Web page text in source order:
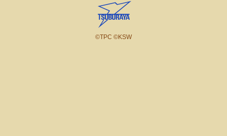
©TPC ©KSW